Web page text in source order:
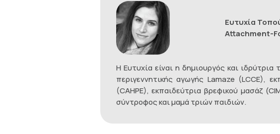
Eυτυχία
Attachment-
Η Ευτυχία είναι η δημιουργός και
περιγεννητικής αγωγής Lamaze (LCCE),
(CAHPE), εκπαιδεύτρια βρεφικού μασάζ
σύντροφος και μαμά τριών παιδιών.